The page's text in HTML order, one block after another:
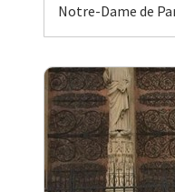
Notre-Dame de